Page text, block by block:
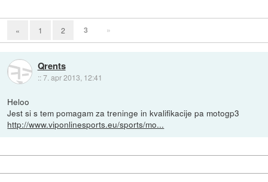
« 1 2 3 »
Qrents
::7. apr 2013, 12:41
Heloo
Jest si s tem pomagam za treninge in kvalifikacije pa motogp3
http://www.viponlinesports.eu/sports/mo...